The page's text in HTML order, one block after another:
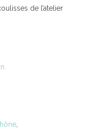
de l’atelier